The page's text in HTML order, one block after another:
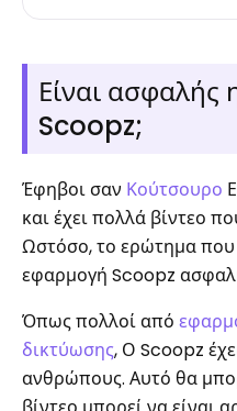
Είναι ασφαλής
Scoopz;
Έφηβοι σαν Κούτσουρο
και έχει πολλά βίντεο
Ωστόσο, το ερώτημα που
εφαρμογή Scoopz
Όπως πολλοί από
δικτύωσης, Ο Scoopz
ανθρώπους. Αυτό θα